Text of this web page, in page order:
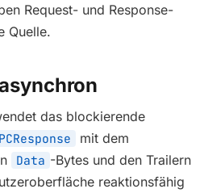
Request- und Response-
Quelle.
das blockierende
mit dem
Data -Bytes und den Trailern
reaktionsfähig